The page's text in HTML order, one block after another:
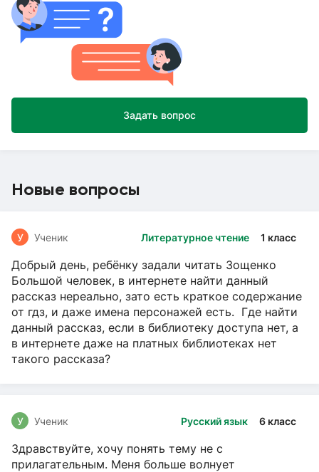
Задать вопрос
Новые вопросы
Литературное чтение 1 класс
У Ученик
Добрый день, ребёнку задали читать Зощенко
Большой человек, в интернете найти данный
рассказ нереально, зато есть краткое содержание
от гдз, и даже имена персонажей есть. Где найти
данный рассказ, если в библиотеку доступа нет, а
в интернете даже на платных библиотеках нет
такого рассказа?
Русский язык 6 класс
У Ученик
Здравствуйте, хочу понять тему не с
прилагательным. Меня больше волнует